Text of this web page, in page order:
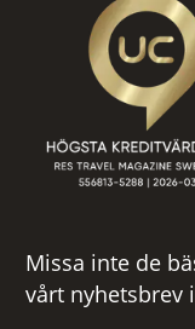
Missa inte de
vårt nyhetsbrev